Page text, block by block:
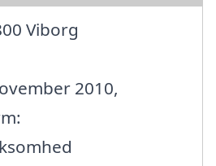
Viborg
2010,